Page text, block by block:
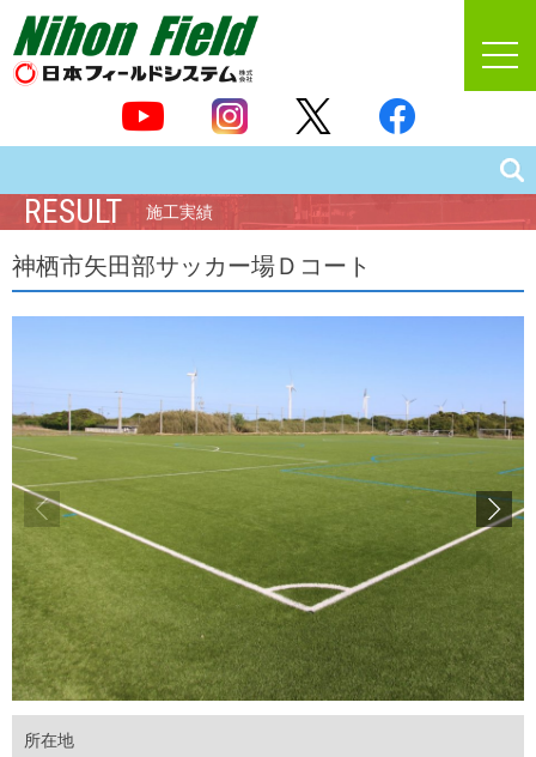
RESULT 施工実績
神栖市矢田部サッカー場Ｄコート
所在地